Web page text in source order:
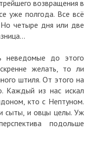
возвращения в
уже полгода. Все всё
четыре дня или две
неведомые до этого
желать, то ли
штиля. От этого на
Каждый из нас искал
кто с Нептуном.
сыты, и овцы целы. Уж
подольше